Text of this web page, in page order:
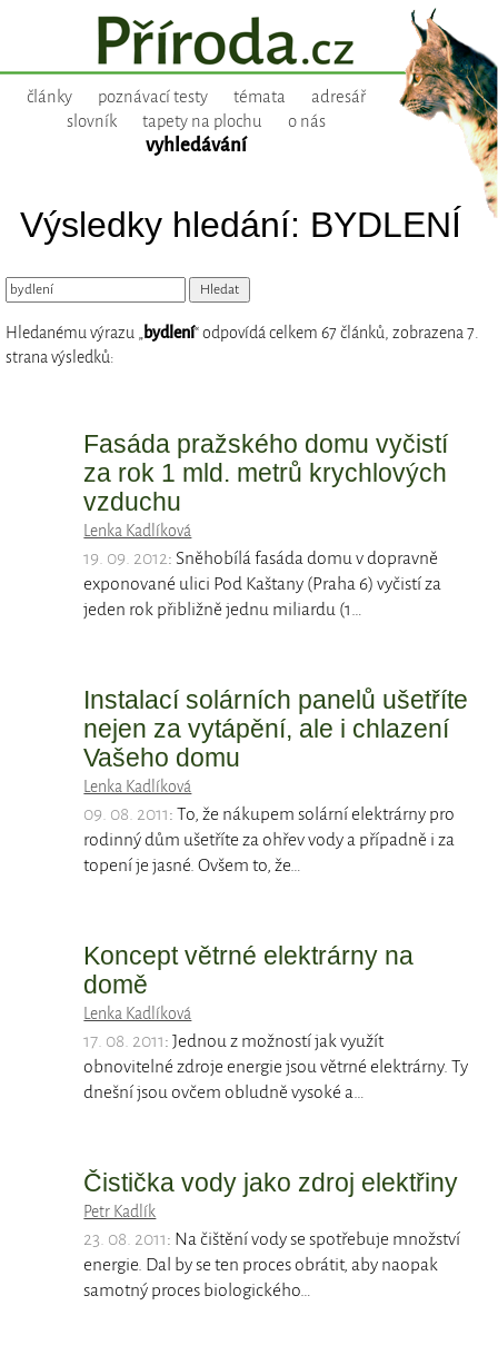
články poznávací testy témata
adresář
slovník
tapety na plochu o nás
vyhledávání
Výsledky hledání: BYDLENÍ
Hledanému výrazu „bydlení“ odpovídá celkem 67 článků, zobrazena 7.
strana výsledků:
Fasáda pražského domu vyčistí
za rok 1 mld. metrů krychlových
vzduchu
Lenka Kadlíková
19. 09. 2012: Sněhobílá fasáda domu v dopravně
exponované ulici Pod Kaštany (Praha 6) vyčistí za
jeden rok přibližně jednu miliardu (1…
Instalací solárních panelů ušetříte
nejen za vytápění, ale i chlazení
Vašeho domu
Lenka Kadlíková
09. 08. 2011: To, že nákupem solární elektrárny pro
rodinný dům ušetříte za ohřev vody a případně i za
topení je jasné. Ovšem to, že…
Koncept větrné elektrárny na
domě
Lenka Kadlíková
17. 08. 2011: Jednou z možností jak využít
obnovitelné zdroje energie jsou větrné elektrárny. Ty
dnešní jsou ovčem obludně vysoké a…
Čistička vody jako zdroj elektřiny
Petr Kadlík
23. 08. 2011: Na čištění vody se spotřebuje množství
energie. Dal by se ten proces obrátit, aby naopak
samotný proces biologického…